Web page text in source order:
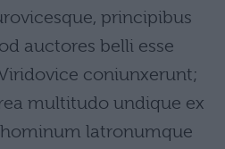
principibus
auctores belli esse
coniunxerunt;
multitudo undique ex
latronumque